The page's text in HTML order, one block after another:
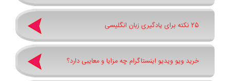
25 نکته برای یادگیری زبان انگلیسی
خرید ویو ویدیو اینستاگرام چه مزایا و معایبی دارد؟